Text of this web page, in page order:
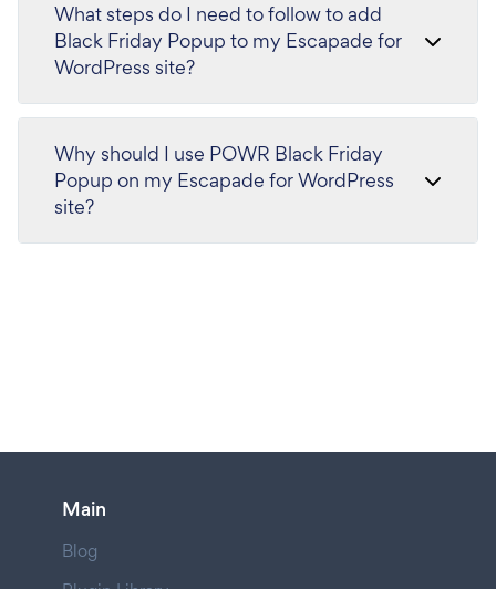
What steps do I need to follow to add
Black Friday Popup to my Escapade for
WordPress site?
Why should I use POWR Black Friday
Popup on my Escapade for WordPress
site?
Main
Blog